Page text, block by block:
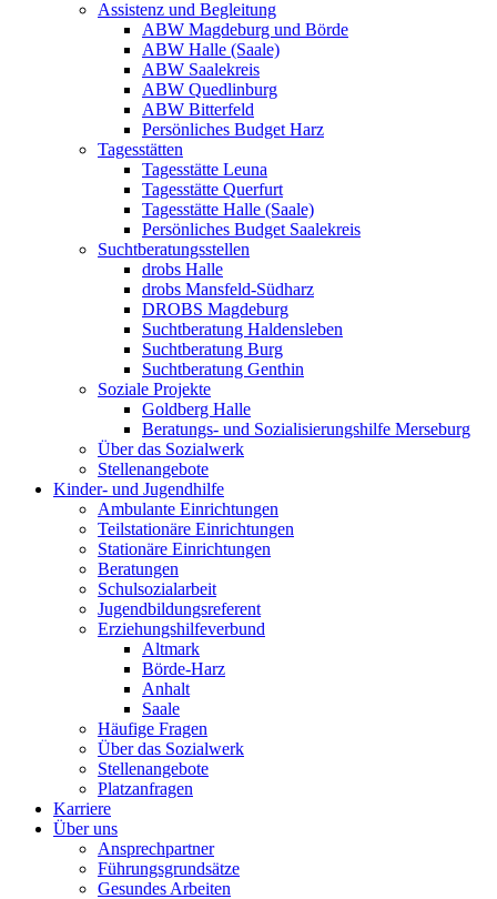
Assistenz und Begleitung
ABW Magdeburg und Börde
ABW Halle (Saale)
ABW Saalekreis
ABW Quedlinburg
ABW Bitterfeld
Persönliches Budget Harz
Tagesstätten
Tagesstätte Leuna
Tagesstätte Querfurt
Tagesstätte Halle (Saale)
Persönliches Budget Saalekreis
Suchtberatungsstellen
drobs Halle
drobs Mansfeld-Südharz
DROBS Magdeburg
Suchtberatung Haldensleben
Suchtberatung Burg
Suchtberatung Genthin
Soziale Projekte
Goldberg Halle
Beratungs- und Sozialisierungshilfe Merseburg
Über das Sozialwerk
Stellenangebote
Kinder- und Jugendhilfe
Ambulante Einrichtungen
Teilstationäre Einrichtungen
Stationäre Einrichtungen
Beratungen
Schulsozialarbeit
Jugendbildungsreferent
Erziehungshilfeverbund
Altmark
Börde-Harz
Anhalt
Saale
Häufige Fragen
Über das Sozialwerk
Stellenangebote
Platzanfragen
Karriere
Über uns
Ansprechpartner
Führungsgrundsätze
Gesundes Arbeiten